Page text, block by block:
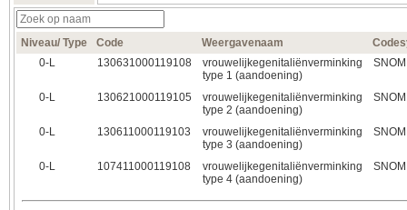
Niveau/ Type Code Weergavenaam
0‑L
130631000119108
vrouwelijkegenitaliënverminking
type 1 (aandoening)
0‑L 130621000119105
vrouwelijkegenitaliënverminking
type 2 (aandoening)
0‑L 130611000119103
vrouwelijkegenitaliënverminking
type 3 (aandoening)
0‑L 107411000119108
vrouwelijkegenitaliënverminking
type 4 (aandoening)